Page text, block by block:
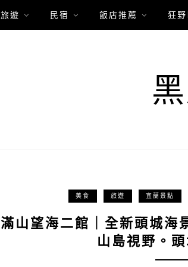
旅遊 民宿 飯店推薦 狂
美食 旅遊 宜蘭景點
滿山望海二館｜全新頭城海
山島視野。